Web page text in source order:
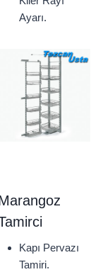
Ayarı.
Kapı Pervazı
Tamiri.